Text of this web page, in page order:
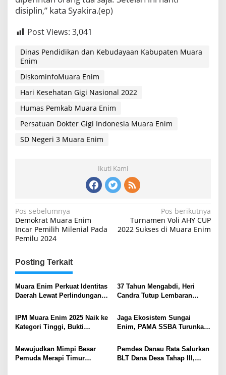
disiplin,” kata Syakira.(ep)
Post Views: 3,041
Dinas Pendidikan dan Kebudayaan Kabupaten Muara
Enim
DiskominfoMuara Enim
Hari Kesehatan Gigi Nasional 2022
Humas Pemkab Muara Enim
Persatuan Dokter Gigi Indonesia Muara Enim
SD Negeri 3 Muara Enim
Ikuti Kami
Navigasi
pos
Pos sebelumnya
Demokrat Muara Enim
Incar Pemilih Milenial Pada
Pemilu 2024
Pos berikutnya
Turnamen Voli AHY CUP
2022 Sukses di Muara Enim
Posting Terkait
Muara Enim Perkuat Identitas
Daerah Lewat Perlindungan
37 Tahun Mengabdi, Heri
Candra Tutup Lembaran
Adiwiyata Nasional
IPM Muara Enim 2025 Naik ke
Kategori Tinggi, Bukti
SDM
Jaga Ekosistem Sungai
Enim, PAMA SSBA Turunkan
Pemkab Muara Enim
Mewujudkan Mimpi Besar
Pemuda Merapi Timur
Pemdes Danau Rata Salurkan
BLT Dana Desa Tahap III,